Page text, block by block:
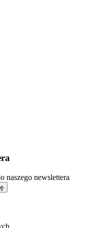
naszego newslettera